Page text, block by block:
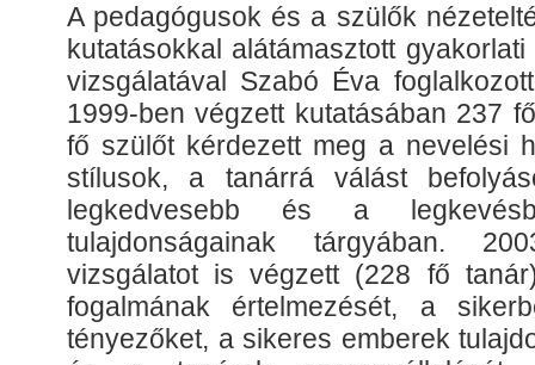
A pedagógusok és a szülők
kutatásokkal alátámasztott
vizsgálatával Szabó Éva
1999-ben végzett kutatásában 237
fő szülőt kérdezett meg a nevelési
stílusok, a tanárrá válást
legkedvesebb és a
tulajdonságainak tárgyában.
vizsgálatot is végzett (228 fő
fogalmának értelmezését, a
tényezőket, a sikeres emberek